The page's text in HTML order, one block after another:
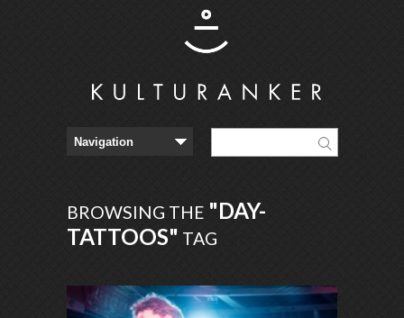
BROWSING THE "DAY-
TATTOOS" TAG